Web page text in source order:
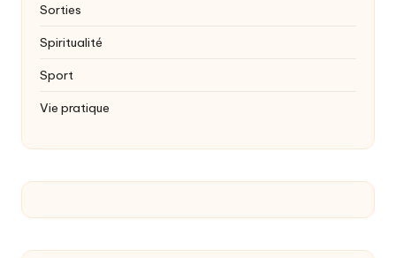
Sorties
Spiritualité
Sport
Vie pratique